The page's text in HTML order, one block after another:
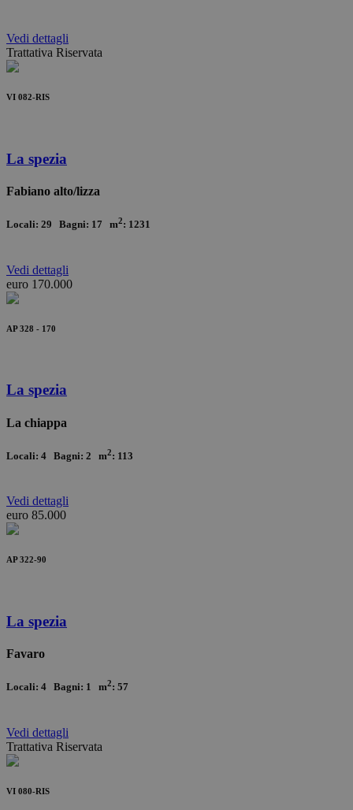
Vedi dettagli
Trattativa Riservata
VI 082-RIS
La spezia
Fabiano alto/lizza
Locali: 29 Bagni: 17 m2: 1231
Vedi dettagli
euro 170.000
AP 328 - 170
La spezia
La chiappa
Locali: 4 Bagni: 2 m2: 113
Vedi dettagli
euro 85.000
AP 322-90
La spezia
Favaro
Locali: 4 Bagni: 1 m2: 57
Vedi dettagli
Trattativa Riservata
VI 080-RIS